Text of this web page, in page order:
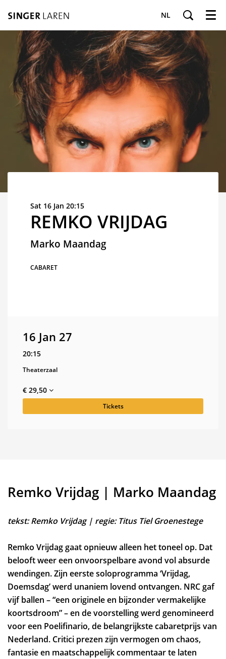
NL Menu
REMKO VRIJDAG
Marko Maandag
Sat 16 Jan 20:15
CABARET
16 Jan 27
20:15
Theaterzaal
€ 29,50
Tickets
Remko Vrijdag | Marko Maandag
tekst: Remko Vrijdag | regie: Titus Tiel Groenestege
Remko Vrijdag gaat opnieuw alleen het toneel op. Dat
belooft weer een onvoorspelbare avond vol absurde
wendingen. Zijn eerste soloprogramma ‘Vrijdag,
Doemsdag’ werd unaniem lovend ontvangen. NRC gaf
vijf ballen – “een originele en bijzonder vermakelijke
koortsdroom” – en de voorstelling werd genomineerd
voor een Poelifinario, de belangrijkste cabaretprijs van
Nederland. Critici prezen zijn vermogen om chaos,
fantasie en maatschappelijk commentaar te laten